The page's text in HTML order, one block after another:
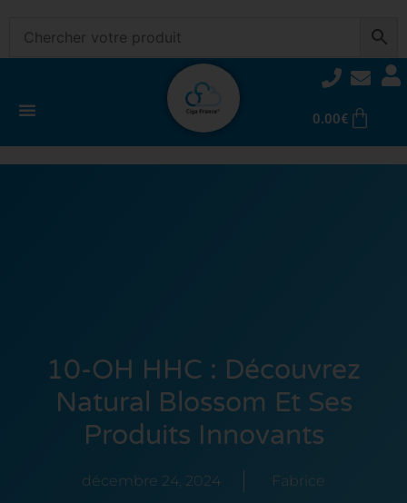
0.00€
10-OH HHC : Découvrez
Natural Blossom Et Ses
Produits Innovants
décembre 24, 2024 Fabrice